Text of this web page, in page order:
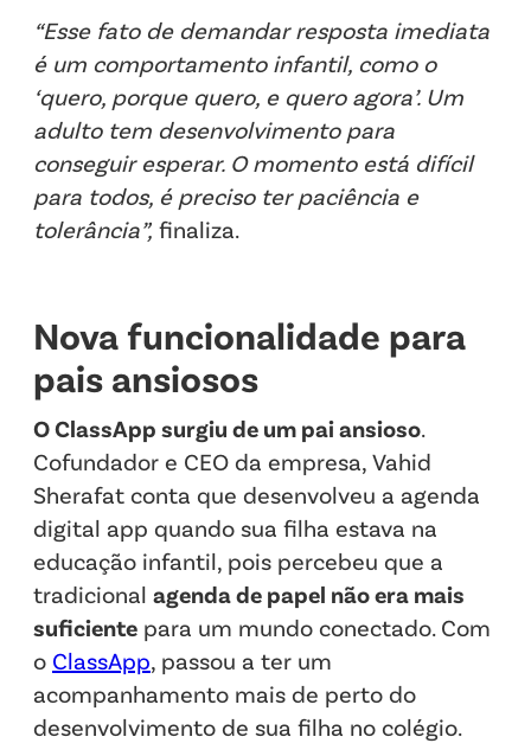
“Esse fato de demandar resposta imediata
é um comportamento infantil, como o
‘quero, porque quero, e quero agora’. Um
adulto tem desenvolvimento para
conseguir esperar. O momento está difícil
para todos, é preciso ter paciência e
tolerância”, finaliza.
Nova funcionalidade para
pais ansiosos
O ClassApp surgiu de um pai ansioso.
Cofundador e CEO da empresa, Vahid
Sherafat conta que desenvolveu a agenda
digital app quando sua filha estava na
educação infantil, pois percebeu que a
tradicional agenda de papel não era mais
suficiente para um mundo conectado. Com
o ClassApp, passou a ter um
acompanhamento mais de perto do
desenvolvimento de sua filha no colégio.